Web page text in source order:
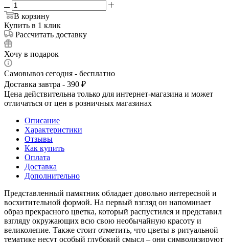
В корзину
Купить в 1 клик
Рассчитать доставку
Хочу в подарок
Самовывоз сегодня - бесплатно
Доставка завтра - 390 ₽
Цена действительна только для интернет-магазина и может
отличаться от цен в розничных магазинах
Описание
Характеристики
Отзывы
Как купить
Оплата
Доставка
Дополнительно
Представленный памятник обладает довольно интересной и
восхитительной формой. На первый взгляд он напоминает
образ прекрасного цветка, который распустился и представил
взгляду окружающих всю свою необычайную красоту и
великолепие. Также стоит отметить, что цветы в ритуальной
тематике несут особый глубокий смысл – они символизируют